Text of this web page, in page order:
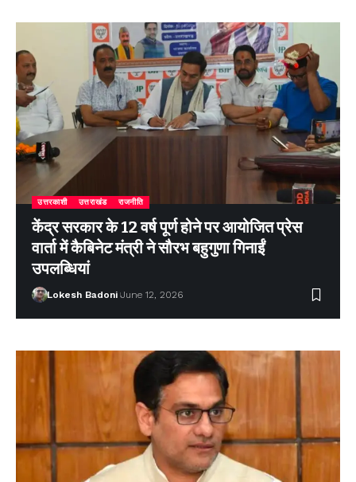
उत्तरकाशी उत्तराखंड राजनीति
केंद्र सरकार के 12 वर्ष पूर्ण होने पर आयोजित प्रेस
वार्ता में कैबिनेट मंत्री ने सौरभ बहुगुणा गिनाईं
उपलब्धियां
Lokesh Badoni June 12, 2026